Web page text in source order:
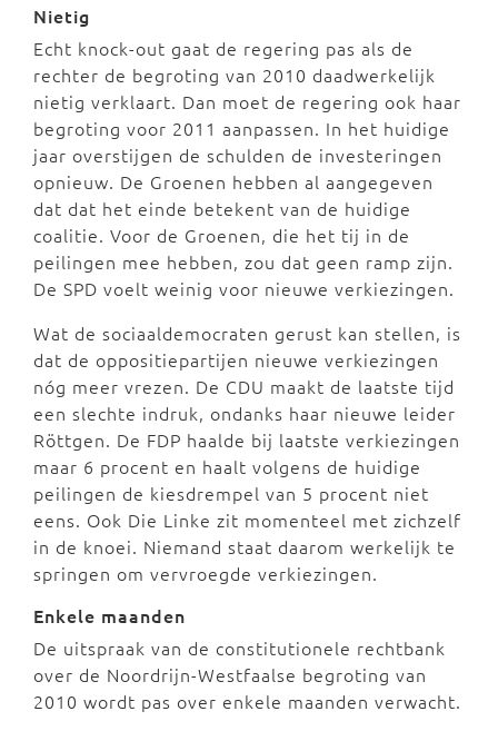
Nietig
Echt knock-out gaat de regering pas als de
rechter de begroting van 2010 daadwerkelijk
nietig verklaart. Dan moet de regering ook haar
begroting voor 2011 aanpassen. In het huidige
jaar overstijgen de schulden de investeringen
opnieuw. De Groenen hebben al aangegeven
dat dat het einde betekent van de huidige
coalitie. Voor de Groenen, die het tij in de
peilingen mee hebben, zou dat geen ramp zijn.
De SPD voelt weinig voor nieuwe verkiezingen.
Wat de sociaaldemocraten gerust kan stellen, is
dat de oppositiepartijen nieuwe verkiezingen
nóg meer vrezen. De CDU maakt de laatste tijd
een slechte indruk, ondanks haar nieuwe leider
Röttgen. De FDP haalde bij laatste verkiezingen
maar 6 procent en haalt volgens de huidige
peilingen de kiesdrempel van 5 procent niet
eens. Ook Die Linke zit momenteel met zichzelf
in de knoei. Niemand staat daarom werkelijk te
springen om vervroegde verkiezingen.
Enkele maanden
De uitspraak van de constitutionele rechtbank
over de Noordrijn-Westfaalse begroting van
2010 wordt pas over enkele maanden verwacht.